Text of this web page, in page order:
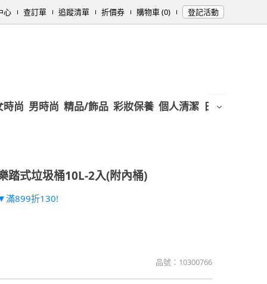
心 查訂單 追蹤清單 折價券 購物車 (0) 登記活動
時尚 男時尚 精品/飾品 彩妝保養 個人清潔 日用/紙品
踏式垃圾桶10L-2入(附內桶)
滿899折130!
品號： 10300766